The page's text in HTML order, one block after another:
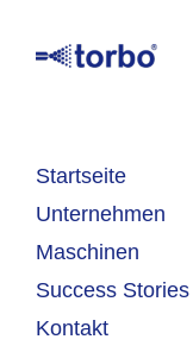
Startseite
Unternehmen
Maschinen
Success Stories
Kontakt